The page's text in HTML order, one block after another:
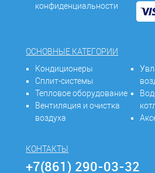
конфиденциальности
ОСНОВНЫЕ КАТЕГОРИИ
Кондиционеры
Сплит-системы
Тепловое оборудование
Вентиляция и очистка
воздуха
КОНТАКТЫ
+7(861) 290-03-32